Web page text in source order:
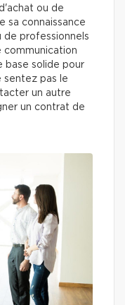
ou de
sa connaissance
de professionnels
communication
base solide pour
sentez pas le
un autre
un contrat de